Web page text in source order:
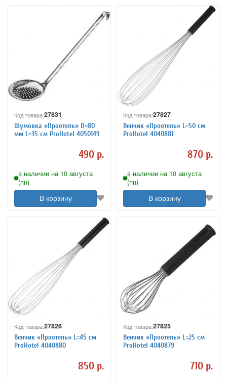
Код товара:27831
Шумовка «Проотель» D=80
мм L=35 см ProHotel 4050149
490 р.
в наличии на 10 августа
(пн)
В корзину
Код товара:27827
Венчик «Проотель» L=50 см
ProHotel 4040881
870 р.
в наличии на 10 августа
(пн)
В корзину
Код товара:27826
Венчик «Проотель» L=45 см
ProHotel 4040880
850 р.
Код товара:27825
Венчик «Проотель» L=25 см
ProHotel 4040879
710 р.